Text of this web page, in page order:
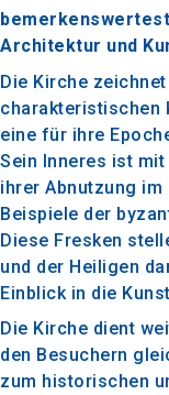
Architektur und
Die Kirche
charakteristischen
eine für ihre
Sein Inneres ist
ihrer Abnutzung
Beispiele der
Diese Fresken
und der Heiligen
Einblick in die
Die Kirche dient
den Besuchern
zum historischen